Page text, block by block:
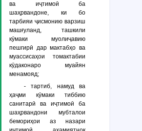
ва иҷтимоӣ ба
шаҳрвандоне, ки бо
тарбияи ҷисмонию варзиш
машғуланд, ташкили
кӯмаки муолиҷавию
пешгирӣ дар мактабҳо ва
муассисаҳои томактабии
кӯдаконаро муайян
менамояд;
- тартиб, намуд ва
ҳаҷми кӯмаки тиббию
санитарӣ ва иҷтимоӣ ба
шаҳрвандони мубталои
бемориҳои аз назари